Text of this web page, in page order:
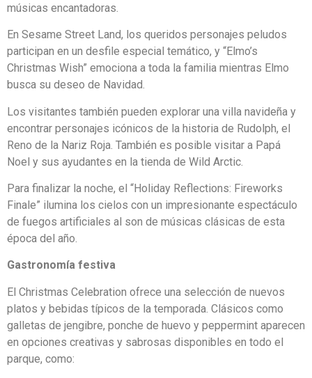
músicas encantadoras.
En Sesame Street Land, los queridos personajes peludos
participan en un desfile especial temático, y “Elmo’s
Christmas Wish” emociona a toda la familia mientras Elmo
busca su deseo de Navidad.
Los visitantes también pueden explorar una villa navideña y
encontrar personajes icónicos de la historia de Rudolph, el
Reno de la Nariz Roja. También es posible visitar a Papá
Noel y sus ayudantes en la tienda de Wild Arctic.
Para finalizar la noche, el “Holiday Reflections: Fireworks
Finale” ilumina los cielos con un impresionante espectáculo
de fuegos artificiales al son de músicas clásicas de esta
época del año.
Gastronomía festiva
El Christmas Celebration ofrece una selección de nuevos
platos y bebidas típicos de la temporada. Clásicos como
galletas de jengibre, ponche de huevo y peppermint aparecen
en opciones creativas y sabrosas disponibles en todo el
parque, como: